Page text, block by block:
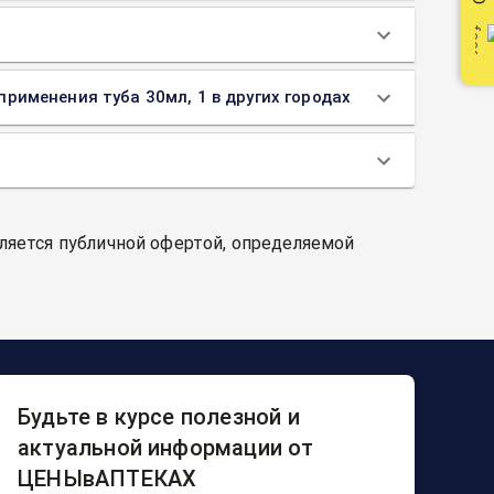
туба 30мл, 1 в других городах
публичной офертой, определяемой
Будьте в курсе полезной и
актуальной информации от
ЦЕНЫвАПТЕКАХ